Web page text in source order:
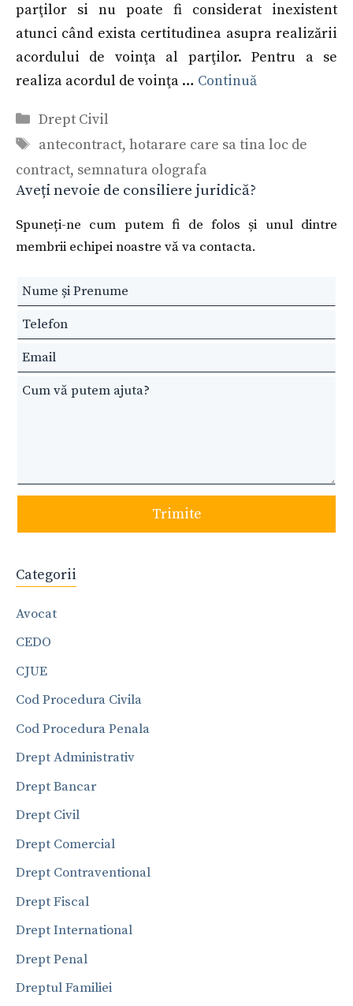
parţilor si nu poate fi considerat inexistent
atunci când exista certitudinea asupra realizării
acordului de voinţa al parţilor. Pentru a se
realiza acordul de voinţa … Continuă
Categorii
Drept Civil
Etichete
antecontract, hotarare care sa tina loc de
contract, semnatura olografa
Aveți nevoie de consiliere juridică?
Spuneți-ne cum putem fi de folos și unul dintre
membrii echipei noastre vă va contacta.
Leave
this
field
blank
Trimite
Categorii
Avocat
CEDO
CJUE
Cod Procedura Civila
Cod Procedura Penala
Drept Administrativ
Drept Bancar
Drept Civil
Drept Comercial
Drept Contraventional
Drept Fiscal
Drept International
Drept Penal
Dreptul Familiei